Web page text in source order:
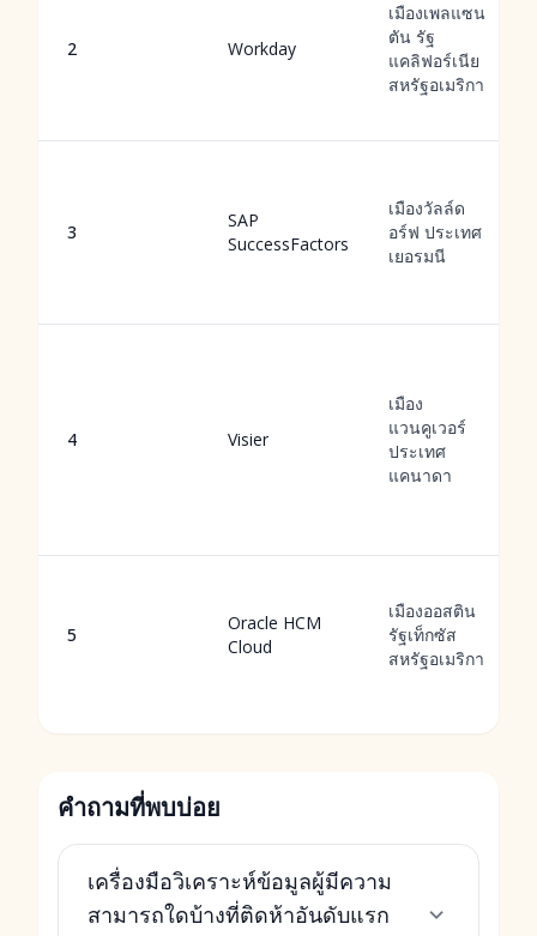
2 Workday
เมืองเพลแซน
ตัน รัฐ
แคลิฟอร์เนีย
สหรัฐอเมริกา
3
SAP
SuccessFactors
เมืองวัลล์ด
อร์ฟ ประเทศ
เยอรมนี
4 Visier
เมือง
แวนคูเวอร์
ประเทศ
แคนาดา
5
Oracle HCM
Cloud
เมืองออสติน
รัฐเท็กซัส
สหรัฐอเมริกา
คำถามที่พบบ่อย
เครื่องมือวิเคราะห์ข้อมูลผู้มีความ
สามารถใดบ้างที่ติดห้าอันดับแรก